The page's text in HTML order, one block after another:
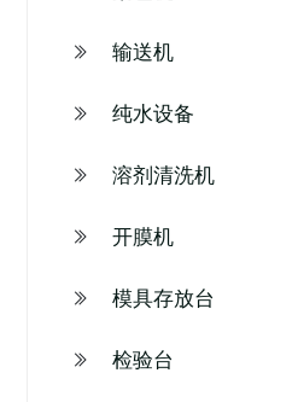
输送机
纯水设备
溶剂清洗机
开膜机
模具存放台
检验台